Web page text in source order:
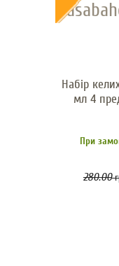
Набір
мл 4
При
280.00